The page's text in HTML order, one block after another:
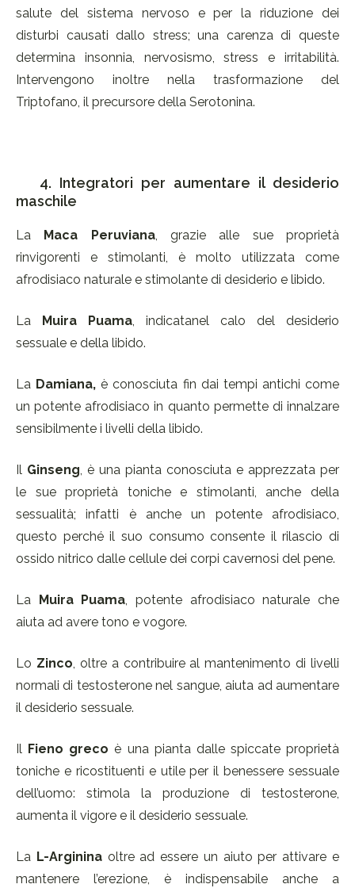
salute del sistema nervoso e per la riduzione dei
disturbi causati dallo stress; una carenza di queste
determina insonnia, nervosismo, stress e irritabilità.
Intervengono inoltre nella trasformazione del
Triptofano, il precursore della Serotonina.
4. Integratori per aumentare il desiderio
maschile
La Maca Peruviana, grazie alle sue proprietà
rinvigorenti e stimolanti, è molto utilizzata come
afrodisiaco naturale e stimolante di desiderio e libido.
La Muira Puama, indicatanel calo del desiderio
sessuale e della libido.
La Damiana,è conosciuta fin dai tempi antichi come
un potente afrodisiaco in quanto permette di innalzare
sensibilmente i livelli della libido.
Il Ginseng, è una pianta conosciuta e apprezzata per
le sue proprietà toniche e stimolanti, anche della
sessualità; infatti è anche un potente afrodisiaco,
questo perché il suo consumo consente il rilascio di
ossido nitrico dalle cellule dei corpi cavernosi del pene.
La Muira Puama, potente afrodisiaco naturale che
aiuta ad avere tono e vogore.
Lo Zinco, oltre a contribuire al mantenimento di livelli
normali di testosterone nel sangue, aiuta ad aumentare
il desiderio sessuale.
Il Fieno greco è una pianta dalle spiccate proprietà
toniche e ricostituenti e utile per il benessere sessuale
dell’uomo: stimola la produzione di testosterone,
aumenta il vigore e il desiderio sessuale.
La L-Argininaoltre ad essere un aiuto per attivare e
mantenere l’erezione, è indispensabile anche a